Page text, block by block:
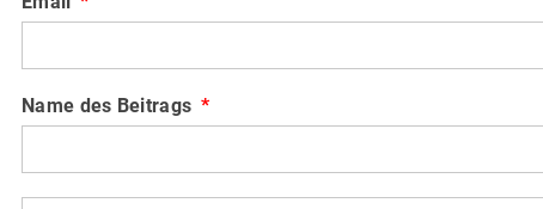
Name des Beitrags